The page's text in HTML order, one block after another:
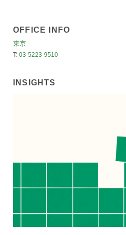
OFFICE INFO
東京
T:03-5223-9510
INSIGHTS